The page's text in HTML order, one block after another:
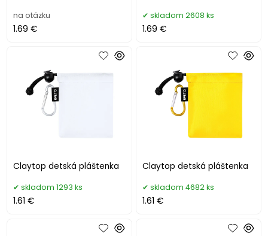
na otázku
1.69 €
skladom 2608 ks
1.69 €
Claytop detská pláštenka
skladom 1293 ks
1.61 €
Claytop detská pláštenka
skladom 4682 ks
1.61 €